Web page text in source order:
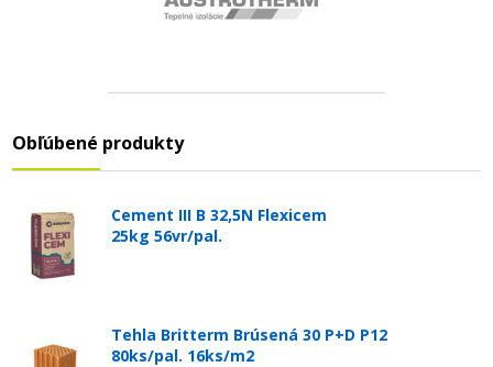
Obľúbené produkty
Cement III B 32,5N Flexicem
25kg 56vr/pal.
Tehla Britterm Brúsená 30 P+D P12
80ks/pal. 16ks/m2